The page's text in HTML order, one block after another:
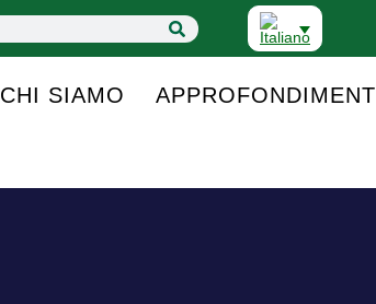
CHI SIAMO